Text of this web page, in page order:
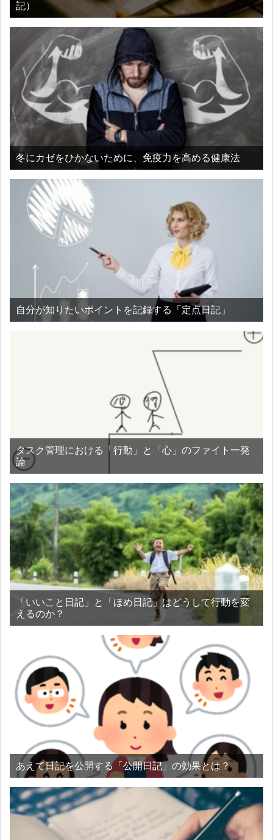
記）
冬にカゼをひかないために、免疫力を高める健康法
自分が知りたいポイントを記録する「定点日記」
タスク管理における「行動」と「心」のファイト一発
論
「いいこと日記」と「ほめ日記」はどうして行動を変
えるのか？
あえて日記を公開する「公開日記」の効果とは？